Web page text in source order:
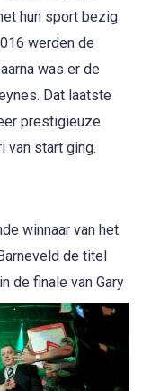
hun sport bezig
werden de
was er de
Dat laatste
prestigieuze
van start ging.
winnaar van het
de titel
de finale van Gary